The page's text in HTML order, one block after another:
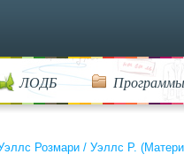
ЛОДБ
Розмари / Уэллс Р.